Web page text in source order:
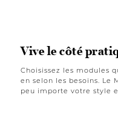
Vive le côté
Choisissez les modules
en selon les besoins. Le
peu importe votre style